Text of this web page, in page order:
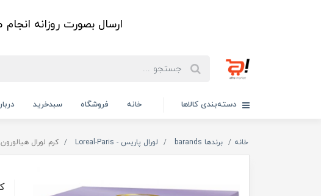
ارسال بصورت روزانه
دسته‌بندی کالاها خانه فروشگاه سبدخرید
خانه برندها barands لورال پاریس - Loreal-Paris کرم لورال